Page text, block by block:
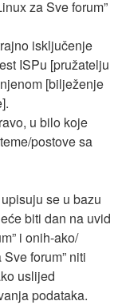
za Sve forum”
isključenje
ISPu [pružatelju
[bilježenje
u bilo koje
postove sa
se u bazu
biti dan na uvid
i onih-ako/
forum” niti
uslijed
podataka.